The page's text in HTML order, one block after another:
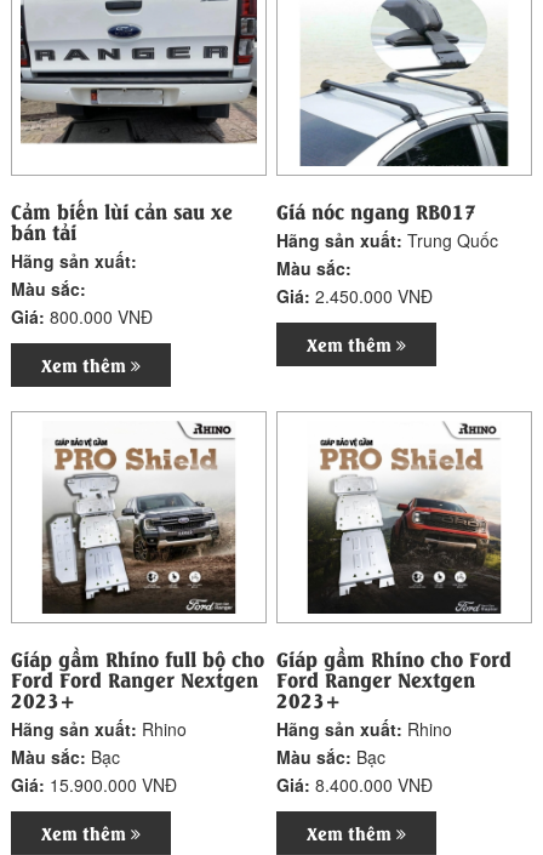
Cảm biến lùi cản sau xe
bán tải
Hãng sản xuất:
Màu sắc:
Giá:800.000 VNĐ
Xem thêm
Giá nóc ngang RB017
Hãng sản xuất:Trung Quốc
Màu sắc:
Giá:2.450.000 VNĐ
Xem thêm
Giáp gầm Rhino full bộ cho
Ford Ford Ranger Nextgen
2023+
Hãng sản xuất: Rhino
Màu sắc: Bạc
Giá: 15.900.000 VNĐ
Xem thêm
Giáp gầm Rhino cho Ford
Ford Ranger Nextgen
2023+
Hãng sản xuất: Rhino
Màu sắc: Bạc
Giá:8.400.000 VNĐ
Xem thêm